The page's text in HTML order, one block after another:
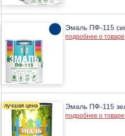
Эмаль ПФ-115
подробнее о товаре
Эмаль ПФ-115
подробнее о товаре